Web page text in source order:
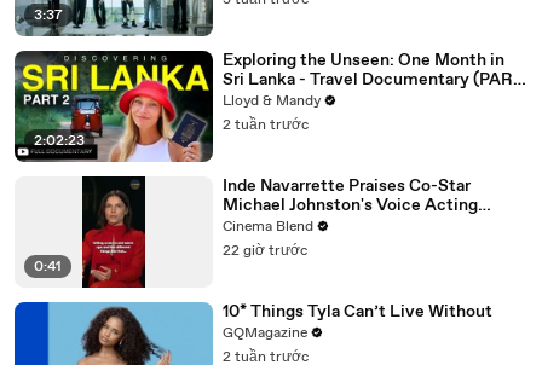
3:37
2:02:23
Exploring the Unseen: One Month in
Sri Lanka - Travel Documentary (PART
2)
Lloyd & Mandy
2 tuần trước
0:41
Inde Navarrette Praises Co-Star
Michael Johnston's Voice Acting
Advice
Cinema Blend
22 giờ trước
10* Things Tyla Can’t Live Without
GQMagazine
2 tuần trước